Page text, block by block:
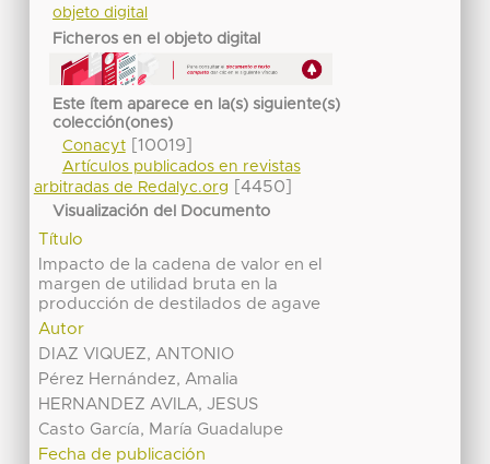
objeto digital
Ficheros en el objeto digital
Este ítem aparece en la(s) siguiente(s)
colección(ones)
Conacyt[10019]
Artículos publicados en revistas
arbitradas de Redalyc.org
[4450]
Visualización del Documento
Título
Impacto de la cadena de valor en el
margen de utilidad bruta en la
producción de destilados de agave
Autor
DIAZ VIQUEZ, ANTONIO
Pérez Hernández, Amalia
HERNANDEZ AVILA, JESUS
Casto García, María Guadalupe
Fecha de publicación